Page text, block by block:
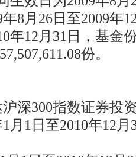
8月26日至2009年
年12月31日，基金
份。
深300指数证券投
月1日至2010年12月